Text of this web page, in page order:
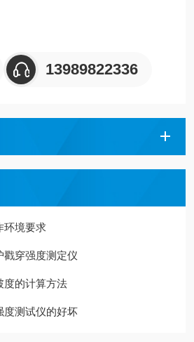
13989822336
环境要求
戳穿强度测定仪
度的计算方法
度测试仪的好坏